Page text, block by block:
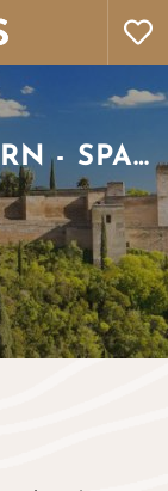
Glamping mit
GLAMPING MIT KINDERN - SPANIEN